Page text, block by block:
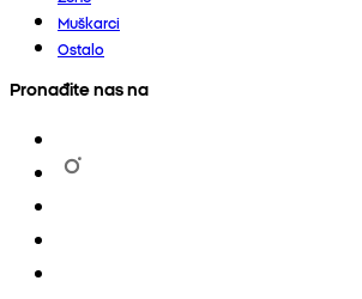
Muškarci
Ostalo
Pronađite nas na